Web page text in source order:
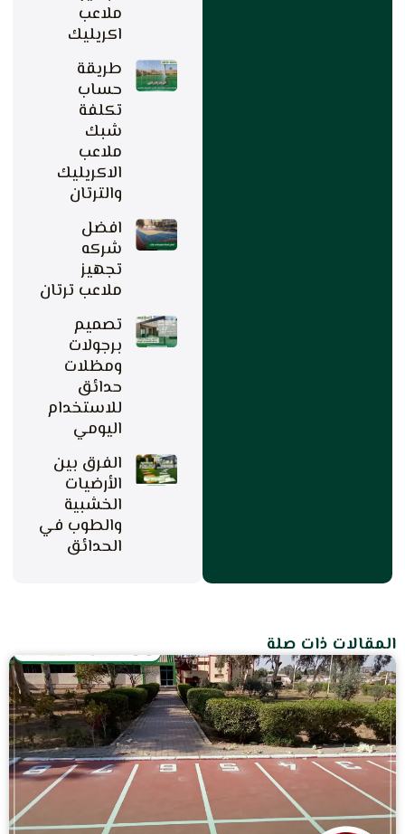
ملاعب
اكريليك
طريقة
حساب
تكلفة
شبك
ملاعب
الاكريليك
والترتان
افضل
شركه
تجهيز
ملاعب ترتان
تصميم
برجولات
ومظلات
حدائق
للاستخدام
اليومي
الفرق بين
الأرضيات
الخشبية
والطوب في
الحدائق
المقالات ذات صلة